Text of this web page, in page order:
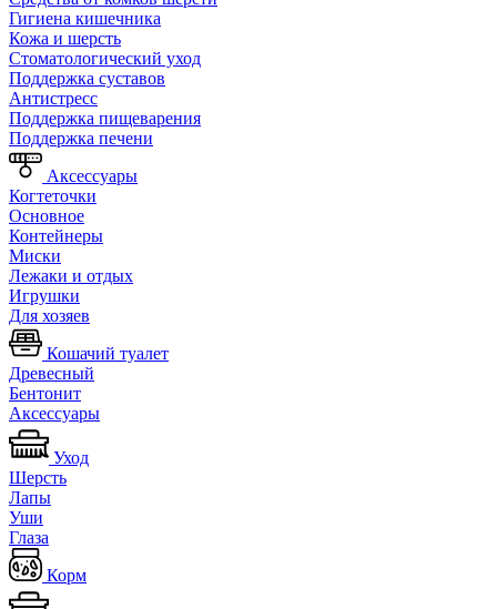
Гигиена кишечника
Кожа и шерсть
Cтоматологический уход
Поддержка суставов
Антистресс
Поддержка пищеварения
Поддержка печени
Аксессуары
Когтеточки
Основное
Контейнеры
Миски
Лежаки и отдых
Игрушки
Для хозяев
Кошачий туалет
Древесный
Бентонит
Аксессуары
Уход
Шерсть
Лапы
Уши
Глаза
Корм